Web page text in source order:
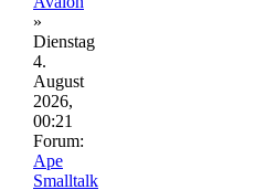
»
Dienstag
4.
August
2026,
00:21
Forum:
Ape
Smalltalk